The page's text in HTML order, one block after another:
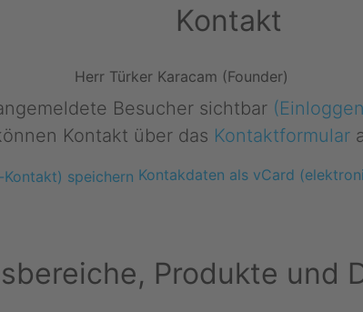
Kontakt
Herr Türker Karacam (Founder)
Besucher sichtbar
Kontakt über das Kontaktformular
Kontakdaten als vCard
Produkte und